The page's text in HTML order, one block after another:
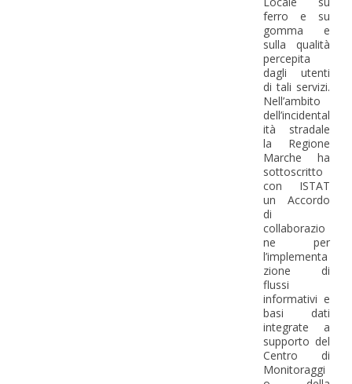
ferro e su
gomma e
sulla qualità
percepita
dagli utenti
di tali servizi.
Nell’ambito
dell’incidental
ità stradale
la Regione
Marche ha
sottoscritto
con ISTAT
un Accordo
di
collaborazio
ne per
l’implementa
zione di
flussi
informativi e
basi dati
integrate a
supporto del
Centro di
Monitoraggi